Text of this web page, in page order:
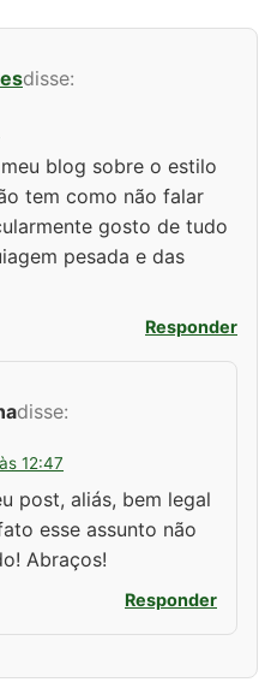
disse:
blog sobre o estilo
tem como não falar
gosto de tudo
pesada e das
Responder
disse:
12:47
post, aliás, bem legal
esse assunto não
Abraços!
Responder